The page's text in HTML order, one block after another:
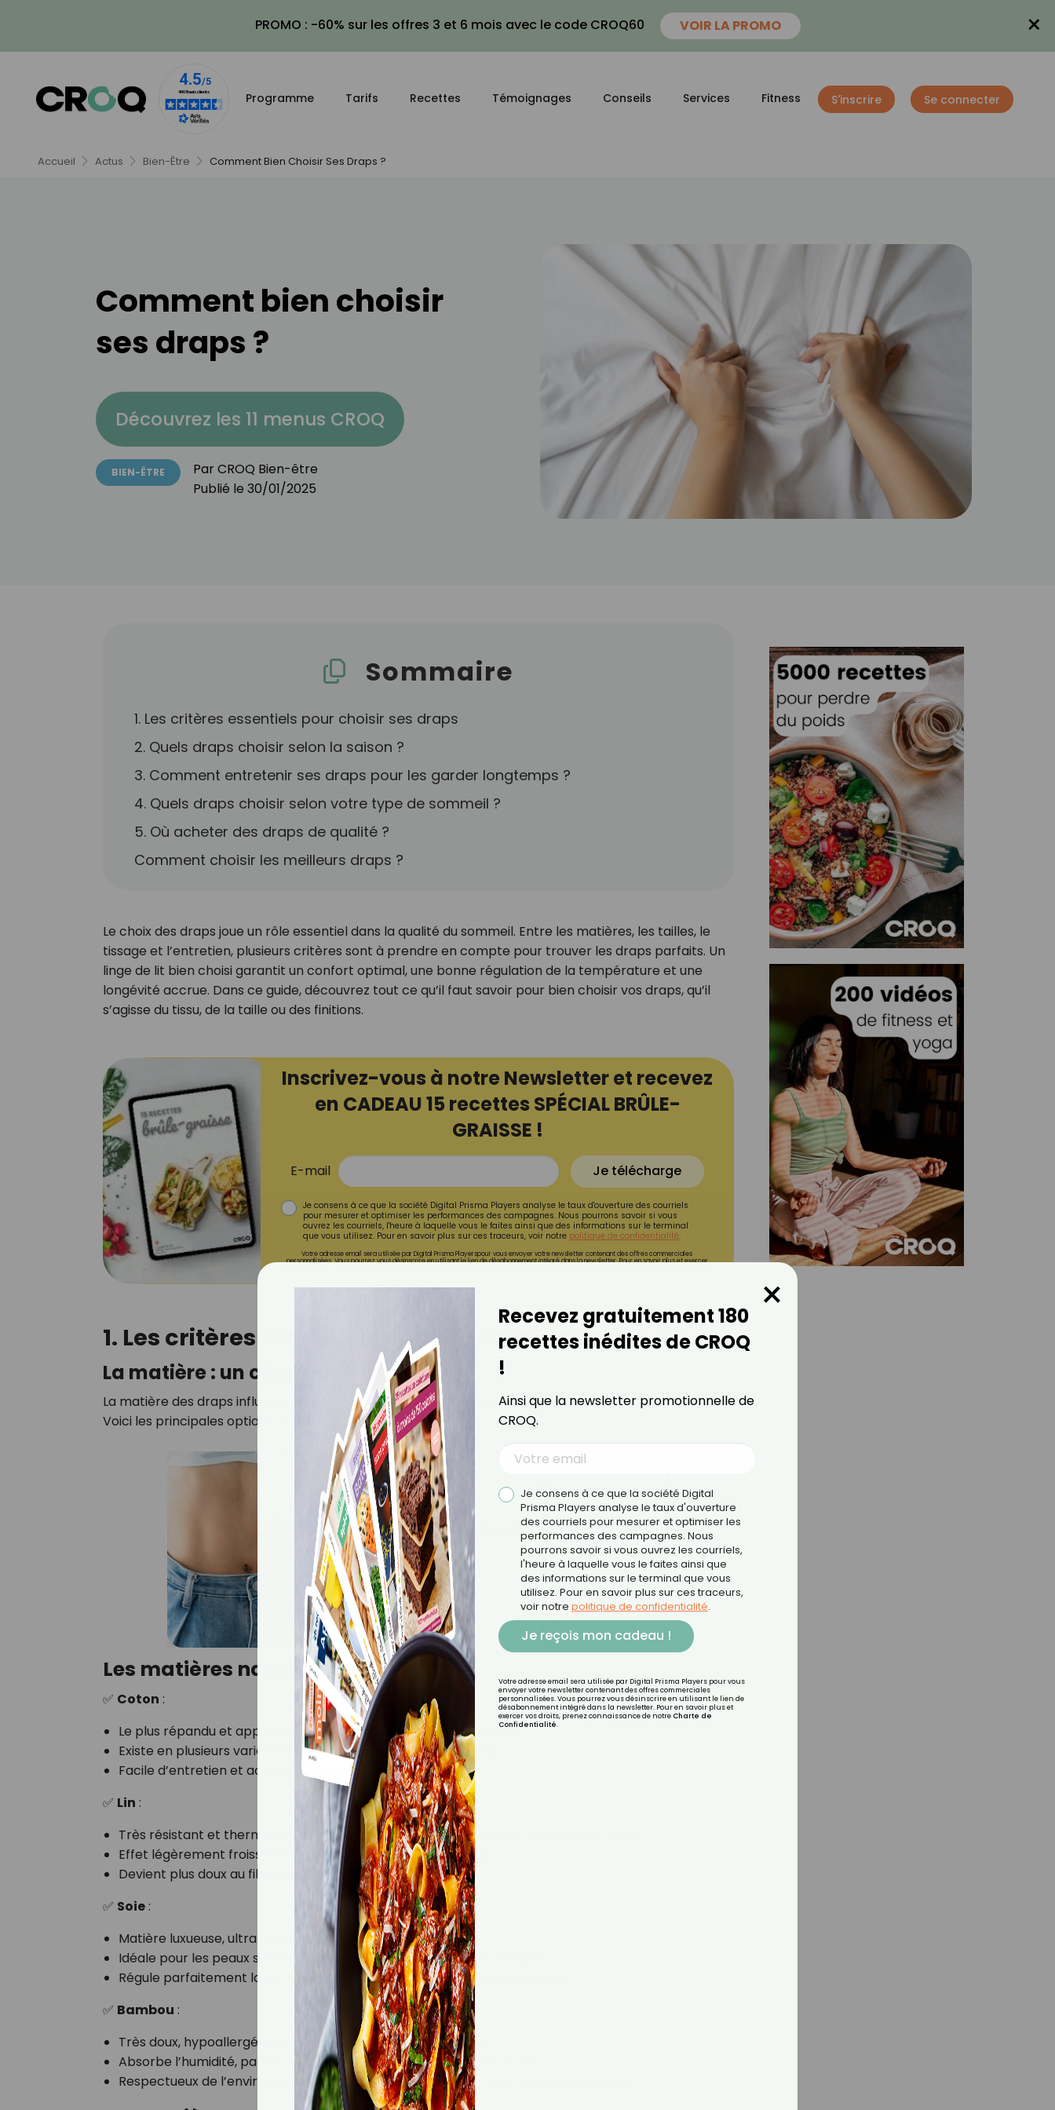
PROMO : -60% sur les offres 3 et 6 mois avec le code CROQ60 VOIR LA PROMO ×
Programme Tarifs Recettes Témoignages Conseils Services Fitness S'inscrire Se connecter
Accueil Actus Bien-Être Comment Bien Choisir Ses Draps ?
Comment bien choisir
ses draps ?
Découvrez les 11 menus CROQ
BIEN-ÊTRE ParCROQ Bien-être
Publié le 30/01/2025
Sommaire
1. Les critères essentiels pour choisir ses draps
2. Quels draps choisir selon la saison ?
3. Comment entretenir ses draps pour les garder longtemps ?
4. Quels draps choisir selon votre type de sommeil ?
5. Où acheter des draps de qualité ?
Comment choisir les meilleurs draps ?
Le choix des draps joue un rôle essentiel dans la qualité du sommeil. Entre les matières, les tailles, le
tissage et l’entretien, plusieurs critères sont à prendre en compte pour trouver les draps parfaits. Un
linge de lit bien choisi garantit un confort optimal, une bonne régulation de la température et une
longévité accrue. Dans ce guide, découvrez tout ce qu’il faut savoir pour bien choisir vos draps, qu’il
s’agisse du tissu, de la taille ou des finitions.
Inscrivez-vous à notre Newsletter et recevez
en CADEAU 15 recettes SPÉCIAL BRÛLE-
GRAISSE !
E-mail Je télécharge
Je consens à ce que la société Digital Prisma Players analyse le taux d'ouverture des courriels
pour mesurer et optimiser les performances des campagnes. Nous pourrons savoir si vous
ouvrez les courriels, l'heure à laquelle vous le faites ainsi que des informations sur le terminal
que vous utilisez. Pour en savoir plus sur ces traceurs, voir notre politique de confidentialité.
Votre adresse email sera utilisée par Digital Prisma Playerspour vous envoyer votre newsletter contenant des offres commerciales
personnalisées. Vous pourrez vous désinscrire en utilisant le lien de désabonnement intégré dans la newsletter. Pour en savoir plus et exercer
1. Les critères essentiels pour choisir ses draps
La matière : un critère déterminant
La matière des draps influence directement leconfort, la douceur, la respirabilité et la durabilité.
Voici les principales options disponibles :
Les matières naturelles
✅ Coton :
Le plus répandu et apprécié pour sadouceur et sa respirabilité.
Existe en plusieurs variantes (percale, satin, jersey, coton bio).
Facile d’entretien et adapté à toutes les saisons.
✅ Lin :
Très résistant et thermorégulateur, il garde la fraîcheur en été et la chaleur en hiver.
Effet légèrement froissé naturel, idéal pour un style bohème.
Devient plus doux au fil des lavages.
✅ Soie :
Matière luxueuse, ultra douce et hypoallergénique.
Idéale pour les peaux sensibles et les personnes sujettes aux allergies.
Régule parfaitement la température, mais demande un entretien délicat.
✅ Bambou :
Très doux, hypoallergénique et naturellement antibactérien.
Absorbe l’humidité, parfait pour les personnes qui transpirent la nuit.
Respectueux de l’environnement, souvent associé au coton pour plus de résistance.
×
Recevez gratuitement 180
recettes inédites de CROQ
!
Ainsi que la newsletter promotionnelle de
CROQ.
Je consens à ce que la société Digital
Prisma Players analyse le taux d'ouverture
des courriels pour mesurer et optimiser les
performances des campagnes. Nous
pourrons savoir si vous ouvrez les courriels,
l'heure à laquelle vous le faites ainsi que
des informations sur le terminal que vous
utilisez. Pour en savoir plus sur ces traceurs,
voir notre politique de confidentialité.
Je reçois mon cadeau !
Votre adresse email sera utilisée par Digital Prisma Players pour vous
envoyer votre newsletter contenant des offres commerciales
personnalisées. Vous pourrez vous désinscrire en utilisant le lien de
désabonnement intégré dans la newsletter. Pour en savoir plus et
exercer vos droits, prenez connaissance de notre Charte de
Confidentialité.